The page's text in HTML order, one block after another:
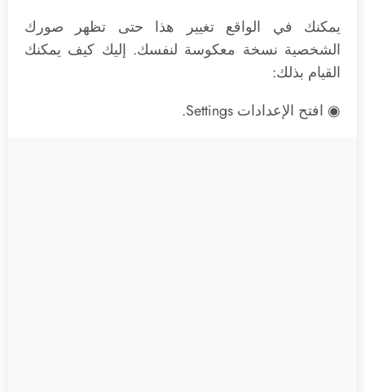
يمكنك في الواقع تغيير هذا حتى تظهر صورك
الشخصية نسخة معكوسة لنفسك. إليك كيف يمكنك
القيام بذلك:
◉ افتح الإعدادات Settings.